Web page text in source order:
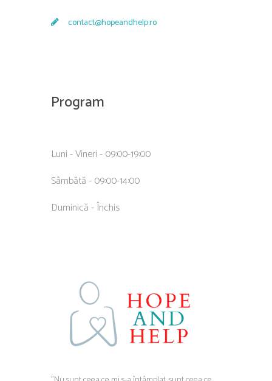
contact@hopeandhelp.ro
Program
Luni - Vineri - 09:00-19:00
Sâmbătă - 09:00-14:00
Duminică - Închis